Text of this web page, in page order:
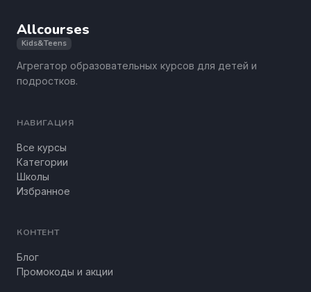
Allcourses
Kids&Teens
Агрегатор образовательных курсов для детей и
подростков.
НАВИГАЦИЯ
Все курсы
Категории
Школы
Избранное
КОНТЕНТ
Блог
Промокоды и акции